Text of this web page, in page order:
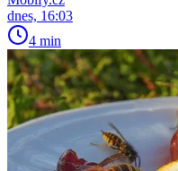
dnes, 16:03
4 min